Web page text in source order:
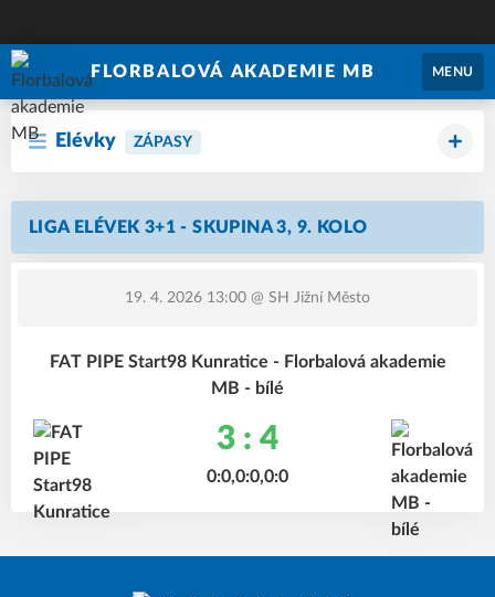
FLORBALOVÁ AKADEMIE MB MENU
Elévky ZÁPASY
LIGA ELÉVEK 3+1 - SKUPINA 3, 9. KOLO
19. 4. 2026 13:00 @ SH Jižní Město
FAT PIPE Start98 Kunratice - Florbalová akademie
MB - bílé
3 : 4
0:0,0:0,0:0